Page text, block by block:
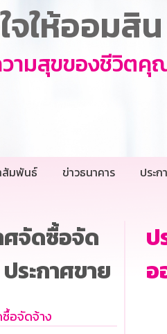
จให้ออมสิน
ามสุขของชีวิตคุ
สัมพันธ์ ข่าวธนาคาร ประ
ศจัดซื้อจัด
ระกาศขาย
อจัดจ้าง
ป
อ